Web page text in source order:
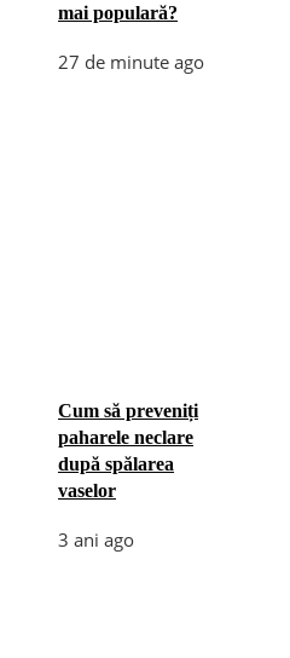
mai populară?
27 de minute ago
Cum să preveniți
paharele neclare
după spălarea
vaselor
3 ani ago